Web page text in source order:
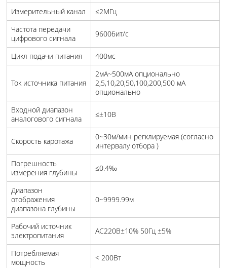
Измерительный канал
≤2МГц
Частота передачи
цифрового сигнала
9600бит/с
Цикл подачи питания 400мс
Ток источника питания
2мA~500мA опционально
2,5,10,20,50,100,200,500 мA
опционально
Входной диапазон
аналогового сигнала
≤±10В
Скорость каротажа
0~30м/мин регклируемая (согласно
интервалу отбора )
Погрешность
измерения глубины
≤0.4‰
Диапазон
отображения
диапазона глубины
0~9999.99м
Рабочий источник
электропитания
AC220В±10% 50Гц ±5%
Потребляемая
мощность
< 200Вт